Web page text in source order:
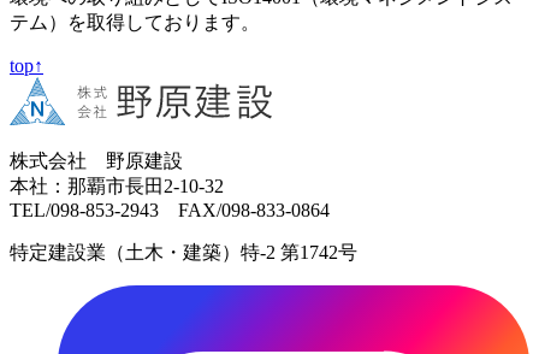
テム）を取得しております。
top↑
株式会社 野原建設
本社：那覇市長田2-10-32
TEL/098-853-2943 FAX/098-833-0864
特定建設業（土木・建築）特-2 第1742号